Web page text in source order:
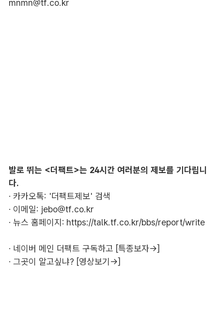
mnmn@tf.co.kr
발로 뛰는 <더팩트>는 24시간 여러분의 제보를 기다립니
다.
· 카카오톡: '더팩트제보' 검색
· 이메일: jebo@tf.co.kr
· 뉴스 홈페이지: https://talk.tf.co.kr/bbs/report/write
· 네이버 메인 더팩트 구독하고 [특종보자→]
· 그곳이 알고싶냐? [영상보기→]